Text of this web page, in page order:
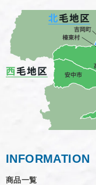
INFORMATION
商品一覧